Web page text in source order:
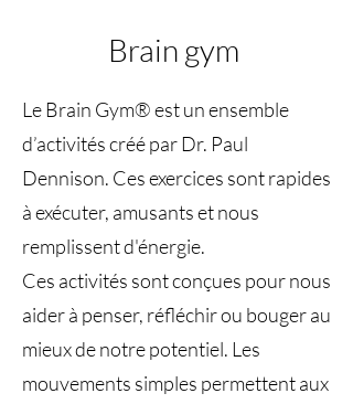
Brain gym
Le Brain Gym® est un ensemble
d’activités créé par Dr. Paul
Dennison. Ces exercices sont rapides
à exécuter, amusants et nous
remplissent d'énergie.
​Ces activités sont conçues pour nous
aider à penser, réfléchir ou bouger au
mieux de notre potentiel. Les
mouvements simples permettent aux